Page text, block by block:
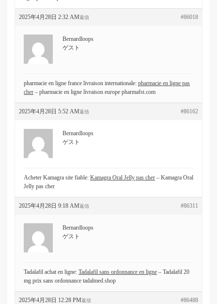
2025年4月28日 2:32 AM #86018
返信
Bernardloops
ゲスト
pharmacie en ligne france livraison internationale: pharmacie en ligne pas
cher – pharmacie en ligne livraison europe pharmafst.com
2025年4月28日 5:52 AM #86162
返信
Bernardloops
ゲスト
Acheter Kamagra site fiable: Kamagra Oral Jelly pas cher – Kamagra Oral
Jelly pas cher
2025年4月28日 9:18 AM #86311
返信
Bernardloops
ゲスト
Tadalafil achat en ligne: Tadalafil sans ordonnance en ligne – Tadalafil 20
mg prix sans ordonnance tadalmed.shop
2025年4月28日 12:28 PM #86488
返信